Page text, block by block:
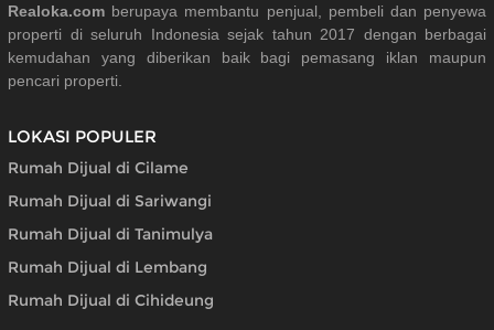
Realoka.com berupaya membantu penjual, pembeli dan penyewa
properti di seluruh Indonesia sejak tahun 2017 dengan berbagai
kemudahan yang diberikan baik bagi pemasang iklan maupun
pencari properti.
LOKASI POPULER
Rumah Dijual di Cilame
Rumah Dijual di Sariwangi
Rumah Dijual di Tanimulya
Rumah Dijual di Lembang
Rumah Dijual di Cihideung